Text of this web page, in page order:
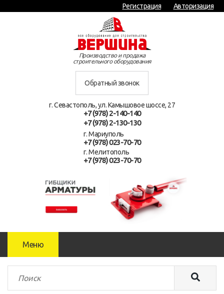
Регистрация Авторизация
Производство и продажа
строительного оборудования
Обратный звонок
г. Севастополь, ул. Камышовое шоссе, 27
+7 (978) 2-140-140
+7 (978) 2-130-130
г. Мариуполь
+7 (978) 023-70-70
г. Мелитополь
+7 (978) 023-70-70
Меню